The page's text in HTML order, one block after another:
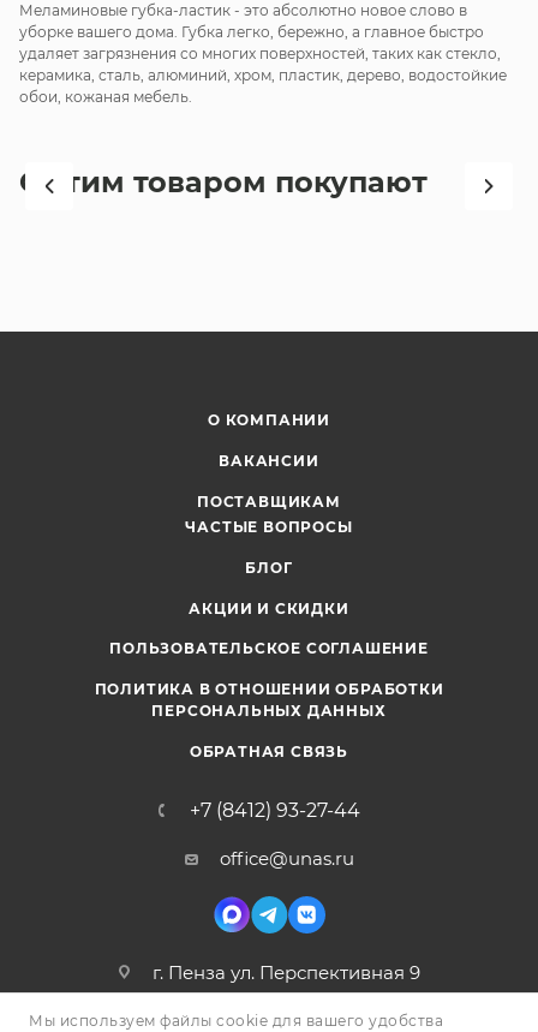
Меламиновые губка-ластик - это абсолютно новое слово в
уборке вашего дома. Губка легко, бережно, а главное быстро
удаляет загрязнения со многих поверхностей, таких как стекло,
керамика, сталь, алюминий, хром, пластик, дерево, водостойкие
обои, кожаная мебель.
С этим товаром покупают
О КОМПАНИИ
ВАКАНСИИ
ПОСТАВЩИКАМ
ЧАСТЫЕ ВОПРОСЫ
БЛОГ
АКЦИИ И СКИДКИ
ПОЛЬЗОВАТЕЛЬСКОЕ СОГЛАШЕНИЕ
ПОЛИТИКА В ОТНОШЕНИИ ОБРАБОТКИ
ПЕРСОНАЛЬНЫХ ДАННЫХ
ОБРАТНАЯ СВЯЗЬ
+7 (8412) 93-27-44
office@unas.ru
г. Пенза ул. Перспективная 9
Мы используем файлы cookie для вашего удобства